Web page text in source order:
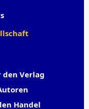
den Verlag
Handel